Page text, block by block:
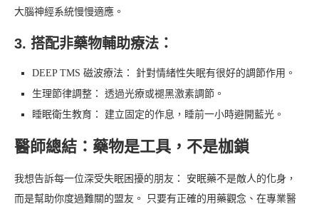
大腦神經系統慢慢適應。
3. 搭配非藥物輔助療法：
DEEP TMS 磁波療法： 針對情緒性失眠有很好的調節作用。
生理節律調整： 透過光療或褪黑激素調節。
睡眠衛生教育： 建立固定的作息，睡前一小時避開藍光。
醫師總結：藥物是工具，不是枷鎖
我想告訴每一位深受失眠困擾的朋友： 安眠藥不是敵人的化身，
而是幫助你度過難關的盟友。 只要有正確的用藥觀念、在專業醫